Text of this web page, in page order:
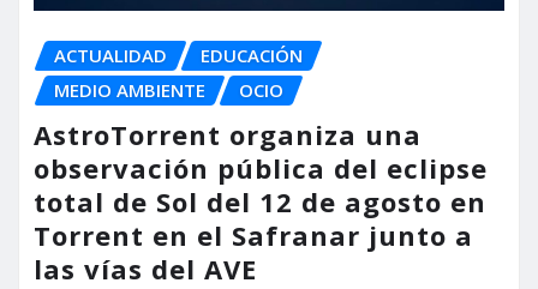
ACTUALIDAD
EDUCACIÓN
MEDIO AMBIENTE
OCIO
AstroTorrent organiza una
observación pública del eclipse
total de Sol del 12 de agosto en
Torrent en el Safranar junto a
las vías del AVE